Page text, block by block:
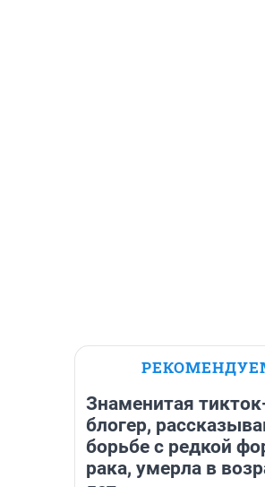
Знаменитая
блогер,
борьбе с редкой
рака, умерла в